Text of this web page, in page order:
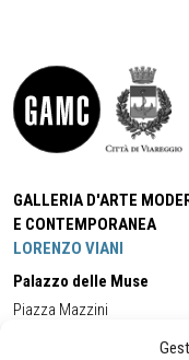
GALLERIA D'ARTE
E CONTEMPORANEA
LORENZO VIANI
Palazzo delle Muse
Piazza Mazzini